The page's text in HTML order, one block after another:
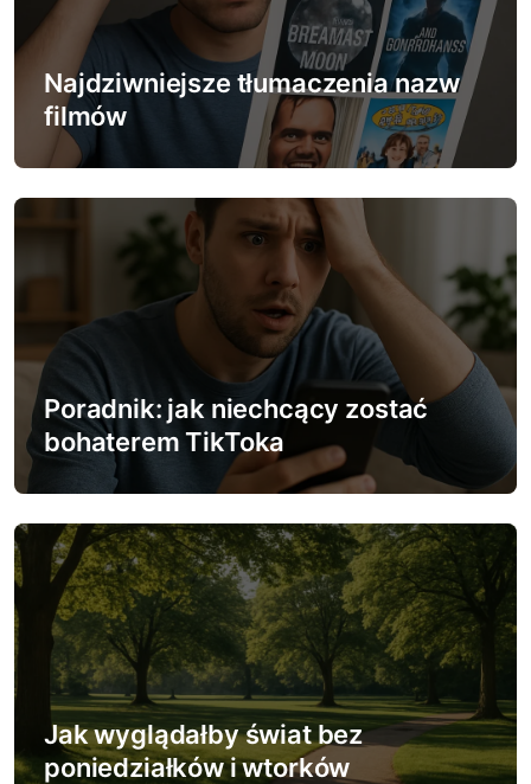
a
w
i
s
u
Najdziwniejsze tłumaczenia nazw
filmów
Poradnik: jak niechcący zostać
bohaterem TikToka
Jak wyglądałby świat bez
poniedziałków i wtorków